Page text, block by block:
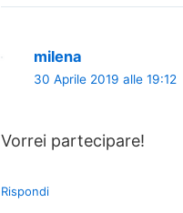
milena
30 Aprile 2019 alle 19:12
Vorrei partecipare!
Rispondi